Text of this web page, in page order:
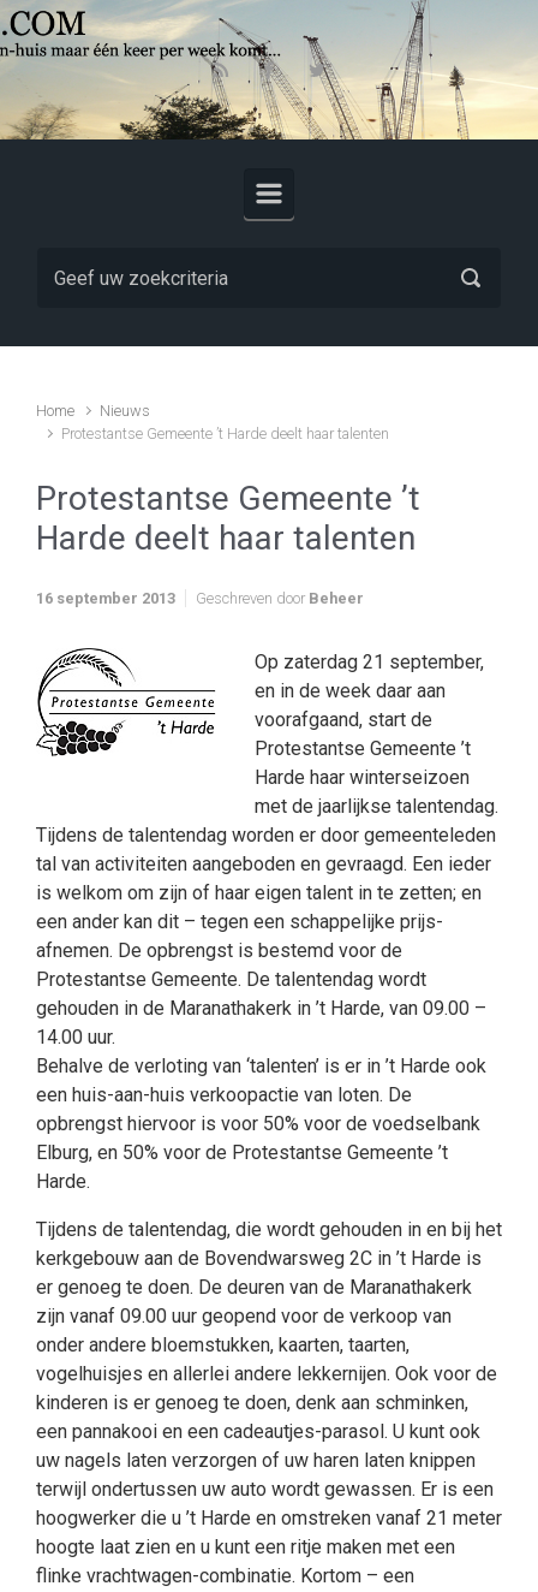
Skip to main content
Home
Nieuws
Protestantse Gemeente ’t Harde deelt haar talenten
Protestantse Gemeente ’t
Harde deelt haar talenten
16 september 2013 Geschreven door Beheer
Op zaterdag 21 september,
en in de week daar aan
voorafgaand, start de
Protestantse Gemeente ’t
Harde haar winterseizoen
met de jaarlijkse talentendag.
Tijdens de talentendag worden er door gemeenteleden
tal van activiteiten aangeboden en gevraagd. Een ieder
is welkom om zijn of haar eigen talent in te zetten; en
een ander kan dit – tegen een schappelijke prijs-
afnemen. De opbrengst is bestemd voor de
Protestantse Gemeente. De talentendag wordt
gehouden in de Maranathakerk in ’t Harde, van 09.00 –
14.00 uur.
Behalve de verloting van ‘talenten’ is er in ’t Harde ook
een huis-aan-huis verkoopactie van loten. De
opbrengst hiervoor is voor 50% voor de voedselbank
Elburg, en 50% voor de Protestantse Gemeente ’t
Harde.
Tijdens de talentendag, die wordt gehouden in en bij het
kerkgebouw aan de Bovendwarsweg 2C in ’t Harde is
er genoeg te doen. De deuren van de Maranathakerk
zijn vanaf 09.00 uur geopend voor de verkoop van
onder andere bloemstukken, kaarten, taarten,
vogelhuisjes en allerlei andere lekkernijen. Ook voor de
kinderen is er genoeg te doen, denk aan schminken,
een pannakooi en een cadeautjes-parasol. U kunt ook
uw nagels laten verzorgen of uw haren laten knippen
terwijl ondertussen uw auto wordt gewassen. Er is een
hoogwerker die u ’t Harde en omstreken vanaf 21 meter
hoogte laat zien en u kunt een ritje maken met een
flinke vrachtwagen-combinatie. Kortom – een